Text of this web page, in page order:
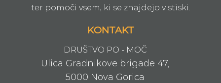
ter pomoči vsem, ki se znajdejo v stiski.
KONTAKT
DRUŠTVO PO - MOČ
Ulica Gradnikove brigade 47,
5000 Nova Gorica